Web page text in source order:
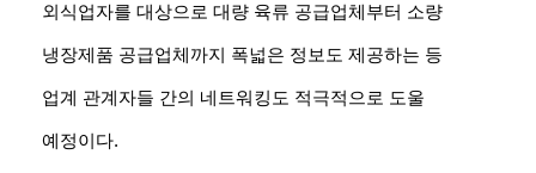
외식업자를 대상으로 대량 육류 공급업체부터 소량
냉장제품 공급업체까지 폭넓은 정보도 제공하는 등
업계 관계자들 간의 네트워킹도 적극적으로 도울
예정이다.